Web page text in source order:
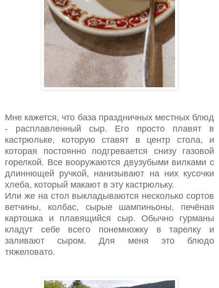
Мне кажется, что база праздничных местных блюд
- расплавленный сыр. Его просто плавят в
кастрюльке, которую ставят в центр стола, и
которая постоянно подгревается снизу газовой
горелкой. Все вооружаются двузубыми вилками с
длиннющей ручкой, нанизывают на них кусочки
хлеба, который макают в эту кастрюльку.
Или же на стол выкладываются несколько сортов
ветчины, колбас, сырые шампиньоны, печёная
картошка и плавящийся сыр. Обычно гурманы
кладут себе всего понемножку в тарелку и
заливают сыром. Для меня это блюдо
тяжеловато.